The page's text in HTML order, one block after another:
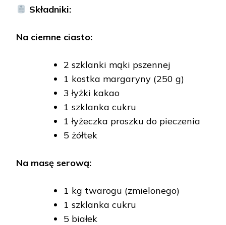
Składniki:
Na ciemne ciasto:
2 szklanki mąki pszennej
1 kostka margaryny (250 g)
3 łyżki kakao
1 szklanka cukru
1 łyżeczka proszku do pieczenia
5 żółtek
Na masę serową:
1 kg twarogu (zmielonego)
1 szklanka cukru
5 białek